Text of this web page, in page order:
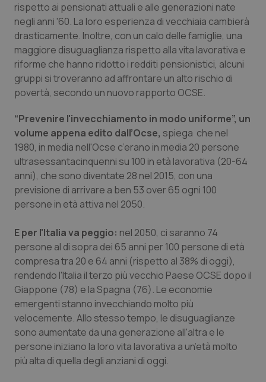
Marche
Molise
Piemonte
Provincia Autonoma di Bolzano
Provincia Autonoma di Trento
Puglia
Sardegna
Sicilia
Toscana
Umbria
Valle D’Aosta
Veneto
Donna & Salute
Epatiti
HIV
Infezioni & Febbre
Ipertensione & Scompenso
Malattie rare
Malattia di Crohn & Rettocolite Ulcerosa
Neuroscienze & patologie neurodegenerative
Obesità
Oftalmologia
Oncodermatologia
Oncoematologia
rispetto ai pensionati attuali e alle generazioni nate
negli anni '60. La loro esperienza di vecchiaia cambierà
drasticamente. Inoltre, con un calo delle famiglie, una
maggiore disuguaglianza rispetto alla vita lavorativa e
riforme che hanno ridotto i redditi pensionistici, alcuni
gruppi si troveranno ad affrontare un alto rischio di
povertà, secondo un nuovo rapporto OCSE.
“Prevenire l'invecchiamento in modo uniforme”, un
volume appena edito dall’Ocse, spiega che nel
1980, in media nell'Ocse c’erano in media 20 persone
ultrasessantacinquenni su 100 in età lavorativa (20-64
anni), che sono diventate 28 nel 2015, con una
previsione di arrivare a ben 53 over 65 ogni 100
persone in età attiva nel 2050.
E per l'Italia va peggio: nel 2050, ci saranno 74
persone al di sopra dei 65 anni per 100 persone di età
compresa tra 20 e 64 anni (rispetto al 38% di oggi),
rendendo l'Italia il terzo più vecchio Paese OCSE dopo il
Giappone (78) e la Spagna (76). Le economie
emergenti stanno invecchiando molto più
velocemente. Allo stesso tempo, le disuguaglianze
sono aumentate da una generazione all'altra e le
persone iniziano la loro vita lavorativa a un’età molto
più alta di quella degli anziani di oggi.